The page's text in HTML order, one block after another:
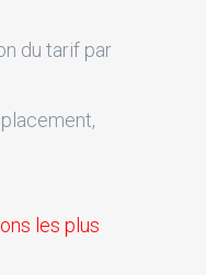
du tarif par
les plus